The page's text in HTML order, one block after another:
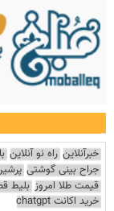
خبرآنلاین راه نو آنلاین
جراح بینی گوشتی
قیمت طلا امروز بلیط
خرید اکانت chatgpt